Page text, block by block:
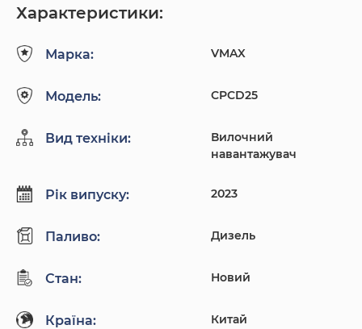
Характеристики:
Марка: VMAX
Модель: CPCD25
Вид техніки:
Вилочний
навантажувач
Рік випуску: 2023
Паливо: Дизель
Стан: Новий
Країна: Китай